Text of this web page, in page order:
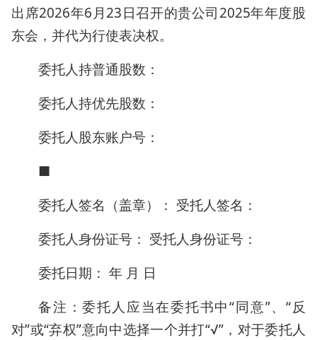
出席2026年6月23日召开的贵公司2025年年度股
东会，并代为行使表决权。
委托人持普通股数：
委托人持优先股数：
委托人股东账户号：
■
委托人签名（盖章）： 受托人签名：
委托人身份证号： 受托人身份证号：
委托日期： 年 月 日
备注：委托人应当在委托书中“同意”、“反
对”或“弃权”意向中选择一个并打“√”，对于委托人